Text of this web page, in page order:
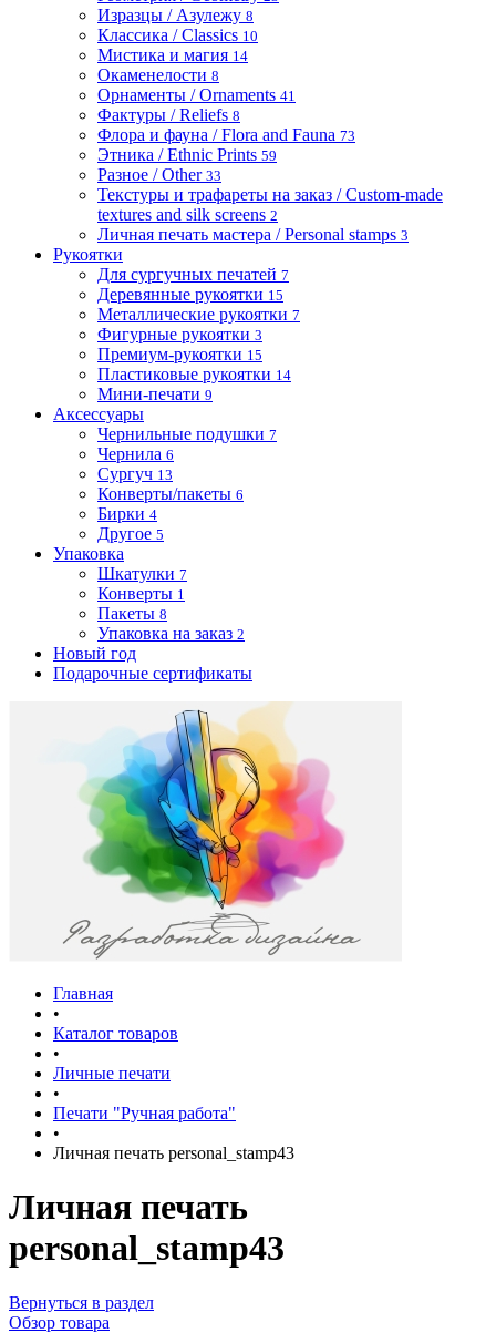
Изразцы / Азулежу 8
Классика / Classics 10
Мистика и магия 14
Окаменелости 8
Орнаменты / Ornaments 41
Фактуры / Reliefs 8
Флора и фауна / Flora and Fauna 73
Этника / Ethnic Prints 59
Разное / Other 33
Текстуры и трафареты на заказ / Custom-made
textures and silk screens 2
Личная печать мастера / Personal stamps 3
Рукоятки
Для сургучных печатей 7
Деревянные рукоятки 15
Металлические рукоятки 7
Фигурные рукоятки 3
Премиум-рукоятки 15
Пластиковые рукоятки 14
Мини-печати 9
Аксессуары
Чернильные подушки 7
Чернила 6
Сургуч 13
Конверты/пакеты 6
Бирки 4
Другое 5
Упаковка
Шкатулки 7
Конверты 1
Пакеты 8
Упаковка на заказ 2
Новый год
Подарочные сертификаты
Главная
•
Каталог товаров
•
Личные печати
•
Печати "Ручная работа"
•
Личная печать personal_stamp43
Личная печать
personal_stamp43
Вернуться в раздел
Обзор товара